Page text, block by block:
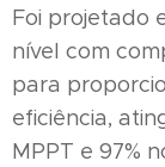
Foi projetado
nível com
para
eficiência,
MPPT e 97%